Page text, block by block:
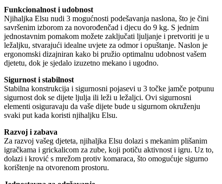
Funkcionalnost i udobnost
Njihaljka Elsu nudi 3 mogućnosti podešavanja naslona, što je čini
savršenim izborom za novorođenčad i djecu do 9 kg. S jednim
jednostavnim pomakom možete zaključati ljuljanje i pretvoriti je u
ležaljku, stvarajući idealne uvjete za odmor i opuštanje. Naslon je
ergonomski dizajniran kako bi pružio optimalnu udobnost vašem
djetetu, dok je sjedalo izuzetno mekano i ugodno.
Sigurnost i stabilnost
Stabilna konstrukcija i sigurnosni pojasevi u 3 točke jamče potpunu
sigurnost dok se dijete ljulja ili leži u ležaljci. Ovi sigurnosni
elementi osiguravaju da vaše dijete bude u sigurnom okruženju
svaki put kada koristi njihaljku Elsu.
Razvoj i zabava
Za razvoj vašeg djeteta, njihaljka Elsu dolazi s mekanim plišanim
igračkama i grickalicom za zube, koji potiču aktivnost i igru. Uz to,
dolazi i krović s mrežom protiv komaraca, što omogućuje sigurno
korištenje na otvorenom prostoru.